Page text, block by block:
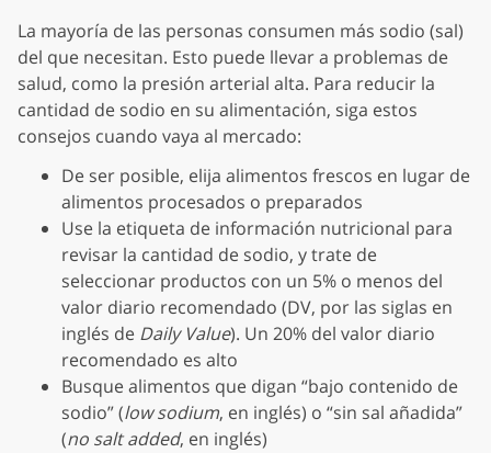
La mayoría de las personas consumen más sodio (sal)
del que necesitan. Esto puede llevar a problemas de
salud, como la presión arterial alta. Para reducir la
cantidad de sodio en su alimentación, siga estos
consejos cuando vaya al mercado:
De ser posible, elija alimentos frescos en lugar de
alimentos procesados o preparados
Use la etiqueta de información nutricional para
revisar la cantidad de sodio, y trate de
seleccionar productos con un 5% o menos del
valor diario recomendado (DV, por las siglas en
inglés de Daily Value). Un 20% del valor diario
recomendado es alto
Busque alimentos que digan “bajo contenido de
sodio” (low sodium, en inglés) o “sin sal añadida”
(no salt added, en inglés)